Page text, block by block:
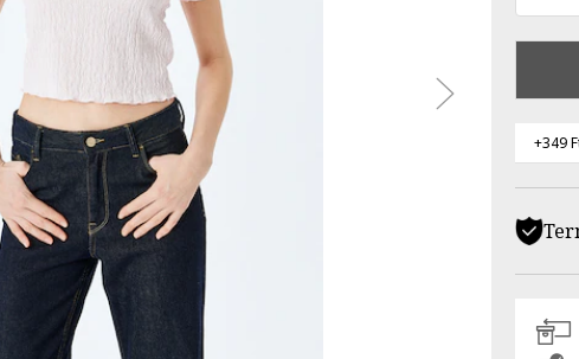
+349